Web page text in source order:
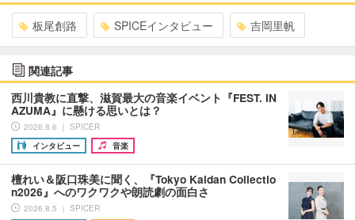
板尾創路 SPICEインタビュー 吉岡里帆
関連記事
西川貴教に直撃、滋賀最大の音楽イベント『FEST. IN
AZUMA』に懸ける思いとは？
2026.8.6 ｜ SPICER
インタビュー
音楽
檀れい＆阪口珠美に聞く、『Tokyo Kaidan Collectio
n2026』へのワクワクや朗読劇の面白さ
2026.8.5 ｜ SPICER